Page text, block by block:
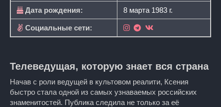
Дата рождения: 8 марта 1983 г.
Социальные сети:
Телеведущая, которую знает вся страна
Начав с роли ведущей в культовом реалити, Ксения
быстро стала одной из самых узнаваемых российских
знаменитостей. Публика следила не только за её